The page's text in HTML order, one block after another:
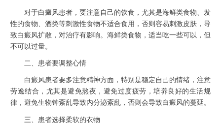
对于白癜风患者，要注意自己的饮食，尤其是海鲜类食物、发
性的食物、酒类等刺激性食物不适合食用，否则容易刺激皮肤，导
致白癜风扩散，对治疗有影响。海鲜类食物，适当吃一些可以，但
不可以过量。
二、患者要调整心情
白癜风患者要多注意精神方面，特别是稳定自己的情绪，注意
劳逸结合，尤其是避免熬夜，避免过度疲劳，培养良好的生活规
律，避免生物钟紊乱导致内分泌紊乱，否则会导致白癜风的蔓延。
三、患者选择柔软的衣物